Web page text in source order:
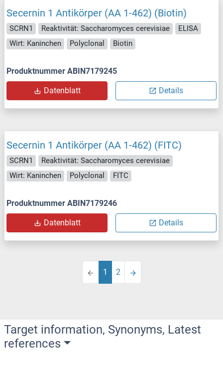
Secernin 1 Antikörper (AA 1-462) (Biotin)
SCRN1 Reaktivität: Saccharomyces cerevisiae
ELISA
Wirt: Kaninchen
Polyclonal Biotin
Produktnummer ABIN7179245
Datenblatt Details
Secernin 1 Antikörper (AA 1-462) (FITC)
SCRN1
Reaktivität: Saccharomyces cerevisiae
Wirt: Kaninchen
Polyclonal FITC
Produktnummer ABIN7179246
Datenblatt Details
1 2
Target information, Synonyms, Latest
references